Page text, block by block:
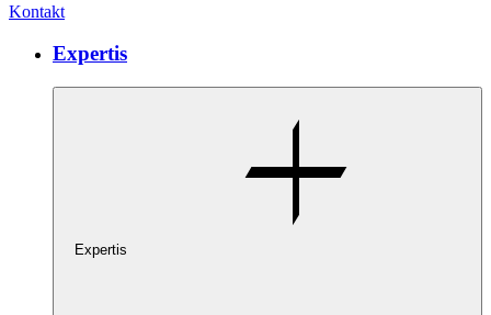
Kontakt
Expertis
Expertis